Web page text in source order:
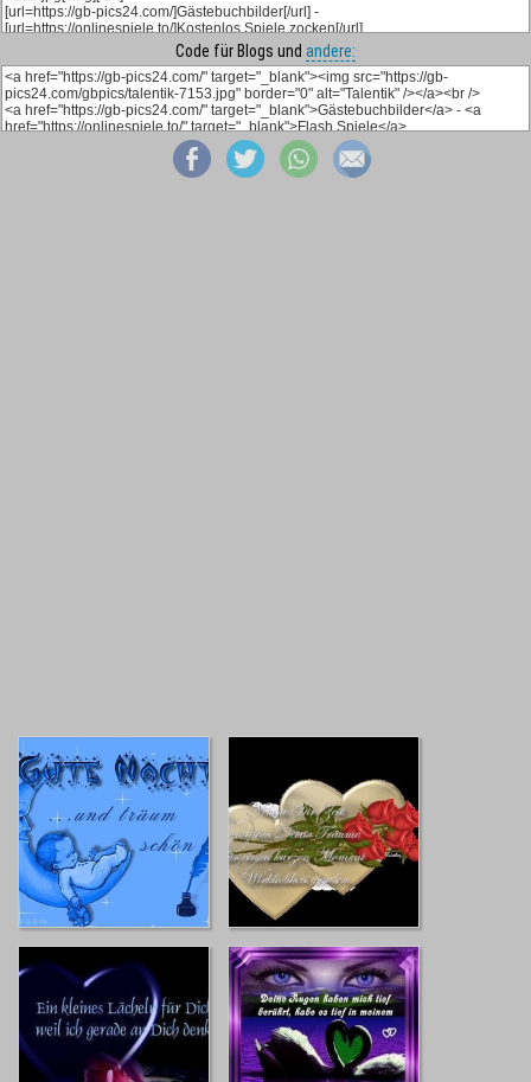
Code für Blogs und andere: